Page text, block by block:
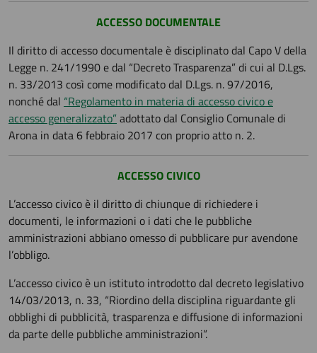
ACCESSO DOCUMENTALE
Il diritto di accesso documentale è disciplinato dal Capo V della
Legge n. 241/1990 e dal “Decreto Trasparenza” di cui al D.Lgs.
n. 33/2013 così come modificato dal D.Lgs. n. 97/2016,
nonché dal “Regolamento in materia di accesso civico e
accesso generalizzato” adottato dal Consiglio Comunale di
Arona in data 6 febbraio 2017 con proprio atto n. 2.
ACCESSO CIVICO
L’accesso civico è il diritto di chiunque di richiedere i
documenti, le informazioni o i dati che le pubbliche
amministrazioni abbiano omesso di pubblicare pur avendone
l’obbligo.
L’accesso civico è un istituto introdotto dal decreto legislativo
14/03/2013, n. 33, “Riordino della disciplina riguardante gli
obblighi di pubblicità, trasparenza e diffusione di informazioni
da parte delle pubbliche amministrazioni”.